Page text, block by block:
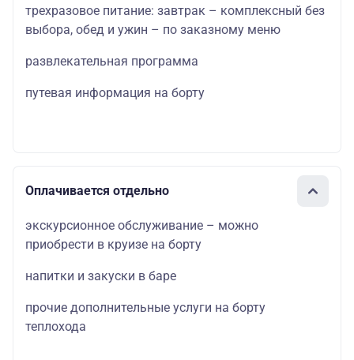
трехразовое питание: завтрак – комплексный без
выбора, обед и ужин – по заказному меню
развлекательная программа
путевая информация на борту
Оплачивается отдельно
экскурсионное обслуживание – можно
приобрести в круизе на борту
напитки и закуски в баре
прочие дополнительные услуги на борту
теплохода